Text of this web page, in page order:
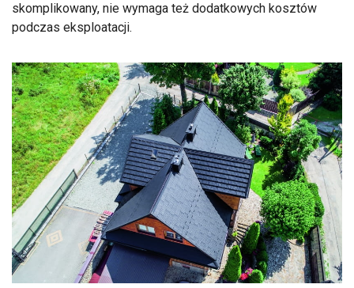
skomplikowany, nie wymaga też dodatkowych kosztów
podczas eksploatacji.